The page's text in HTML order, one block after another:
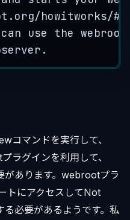
howitworks/
can use the webroot
.
コマンドを実行して、
ラグインを利用して、
があります。webrootプラ
トにアクセスしてNot
必要があるようです。私